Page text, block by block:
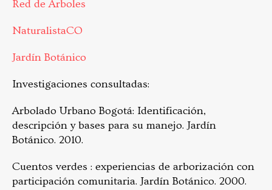
Red de Árboles
NaturalistaCO
Jardín Botánico
Investigaciones consultadas:
Arbolado Urbano Bogotá: Identificación,
descripción y bases para su manejo. Jardín
Botánico. 2010.
Cuentos verdes : experiencias de arborización con
participación comunitaria. Jardín Botánico. 2000.